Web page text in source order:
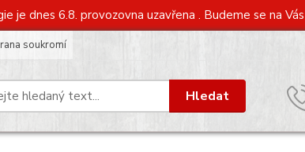
je dnes 6.8. provozovna uzavřena . Budeme se na
soukromí
Hledat